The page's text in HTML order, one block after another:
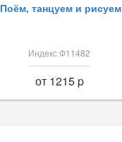
Поём, танцуем и рисуем
Индекс Ф11482
от 1215 p